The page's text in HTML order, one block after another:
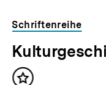
Schriftenreihe